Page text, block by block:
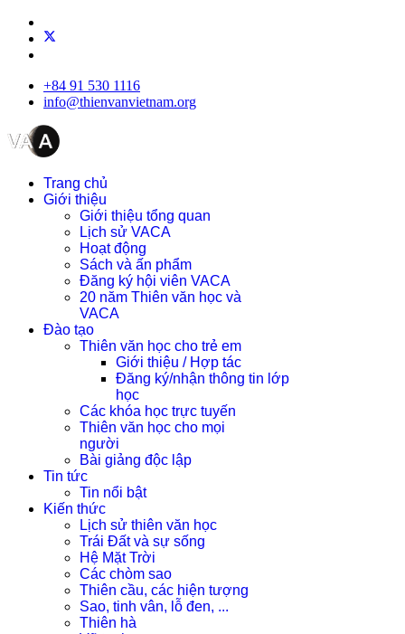
+84 91 530 1116
info@thienvanvietnam.org
Trang chủ
Giới thiệu
Giới thiệu tổng quan
Lịch sử VACA
Hoạt động
Sách và ấn phẩm
Đăng ký hội viên VACA
20 năm Thiên văn học và
VACA
Đào tạo
Thiên văn học cho trẻ em
Giới thiệu / Hợp tác
Đăng ký/nhận thông tin lớp
học
Các khóa học trực tuyến
Thiên văn học cho mọi
người
Bài giảng độc lập
Tin tức
Tin nổi bật
Kiến thức
Lịch sử thiên văn học
Trái Đất và sự sống
Hệ Mặt Trời
Các chòm sao
Thiên cầu, các hiện tượng
Sao, tinh vân, lỗ đen, ...
Thiên hà